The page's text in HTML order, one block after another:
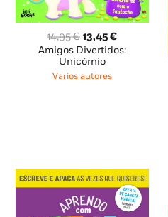
14,95€ O
preço
original
era:
13,45€O
preço
Amigos Divertidos:
Unicórnio
Varios autores